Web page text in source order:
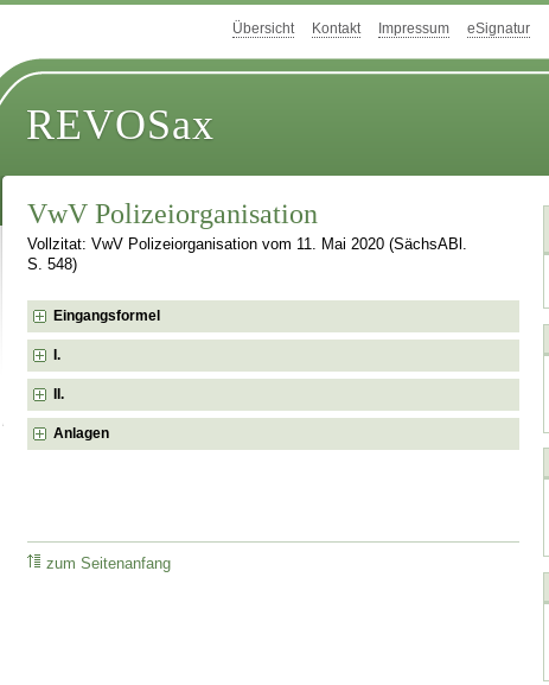
Übersicht Kontakt Impressum eSignatur
REVOSax
VwV Polizeiorganisation
Vollzitat: VwV Polizeiorganisation vom 11. Mai 2020 (SächsABl.
S. 548)
Eingangsformel
I.
II.
Anlagen
zum Seitenanfang